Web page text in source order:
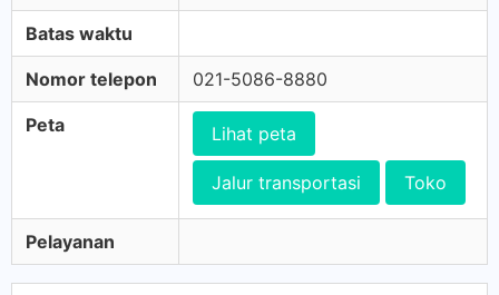
Batas waktu
Nomor telepon 021-5086-8880
Peta Lihat peta
Jalur transportasi Toko
Pelayanan